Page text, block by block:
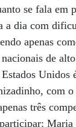
se fala em
a dia com
apenas
de
Unidos
com
três